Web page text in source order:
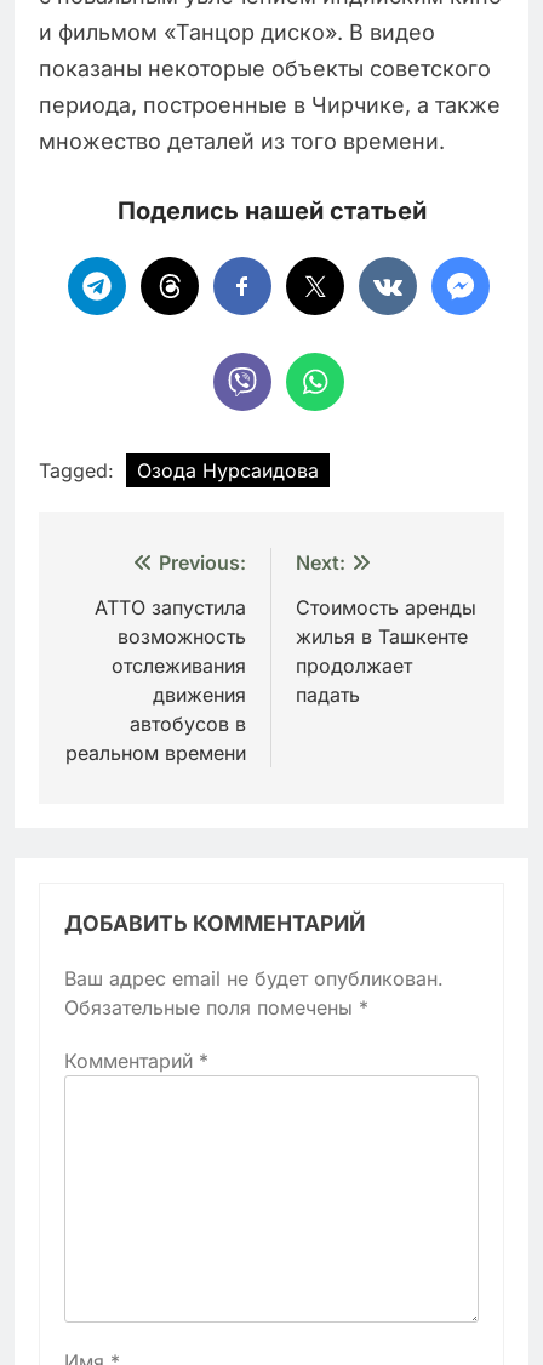
и фильмом «Танцор диско». В видео
показаны некоторые объекты советского
периода, построенные в Чирчике, а также
множество деталей из того времени.
Поделись нашей статьей
Tagged: Озода Нурсаидова
Навигация
по
записям
Previous:
ATTO запустила
возможность
отслеживания
движения
автобусов в
реальном времени
Next:
Стоимость аренды
жилья в Ташкенте
продолжает
падать
ДОБАВИТЬ КОММЕНТАРИЙ
Ваш адрес email не будет опубликован.
Обязательные поля помечены *
Комментарий *